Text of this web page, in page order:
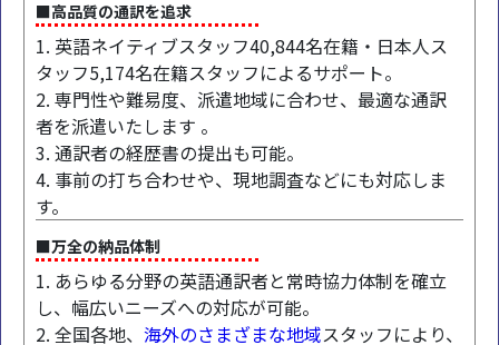
■高品質の通訳を追求
1. 英語ネイティブスタッフ40,844名在籍・日本人ス
タッフ5,174名在籍スタッフによるサポート。
2. 専門性や難易度、派遣地域に合わせ、最適な通訳
者を派遣いたします 。
3. 通訳者の経歴書の提出も可能。
4. 事前の打ち合わせや、現地調査などにも対応しま
す。
■万全の納品体制
1. あらゆる分野の英語通訳者と常時協力体制を確立
し、幅広いニーズへの対応が可能。
2. 全国各地、 海外のさまざまな地域スタッフにより、